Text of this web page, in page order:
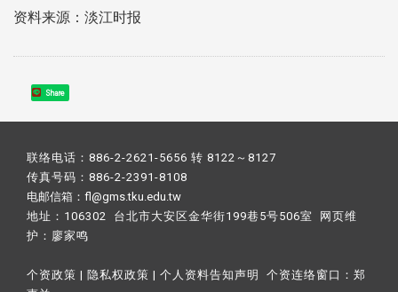
资料来源：淡江时报
Share
联络电话：886-2-2621-5656 转 8122～8127
传真号码：886-2-2391-8108
电邮信箱：fl@gms.tku.edu.tw
地址：106302 台北市大安区金华街199巷5号506室 网页维
护： 廖家鸣​
个资政策 | 隐私权政策 | 个人资料告知声明 个资连络窗口： 郑